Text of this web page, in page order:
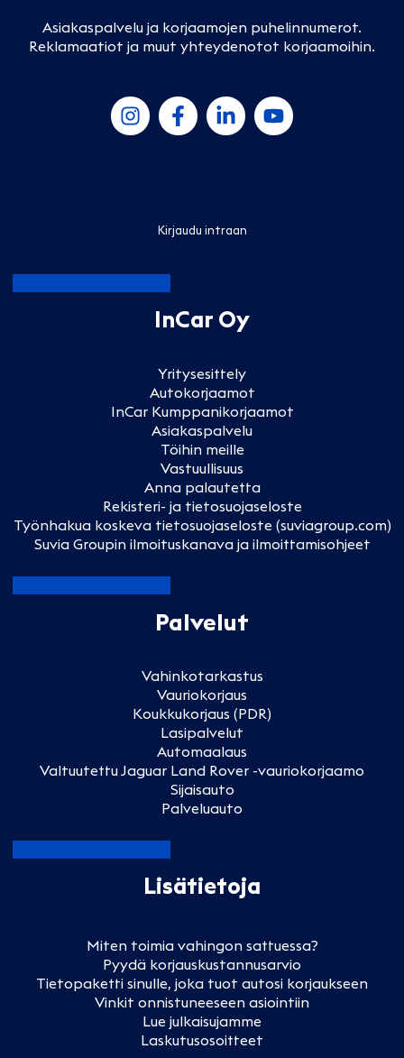
Asiakaspalvelu ja korjaamojen puhelinnumerot.
Reklamaatiot ja muut yhteydenotot korjaamoihin.
Kirjaudu intraan
InCar Oy
Yritysesittely
Autokorjaamot
InCar Kumppanikorjaamot
Asiakaspalvelu
Töihin meille
Vastuullisuus
Anna palautetta
Rekisteri- ja tietosuojaseloste
Työnhakua koskeva tietosuojaseloste (suviagroup.com)
Suvia Groupin ilmoituskanava ja ilmoittamisohjeet
Palvelut
Vahinkotarkastus
Vauriokorjaus
Koukkukorjaus (PDR)
Lasipalvelut
Automaalaus
Valtuutettu Jaguar Land Rover -vauriokorjaamo
Sijaisauto
Palveluauto
Lisätietoja
Miten toimia vahingon sattuessa?
Pyydä korjauskustannusarvio
Tietopaketti sinulle, joka tuot autosi korjaukseen
Vinkit onnistuneeseen asiointiin
Lue julkaisujamme
Laskutusosoitteet